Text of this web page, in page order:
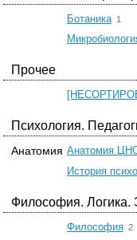
Ботаника 1
Прочее
Психология.
Анатомия Анатомия
История
Философия. Логика.
Философия 2